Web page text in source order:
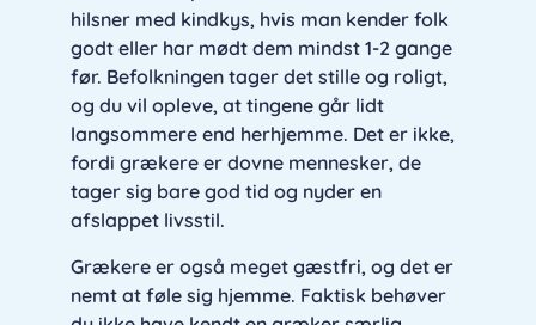
hilsner med kindkys, hvis man kender folk
godt eller har mødt dem mindst 1-2 gange
før. Befolkningen tager det stille og roligt,
og du vil opleve, at tingene går lidt
langsommere end herhjemme. Det er ikke,
fordi grækere er dovne mennesker, de
tager sig bare god tid og nyder en
afslappet livsstil.
Grækere er også meget gæstfri, og det er
nemt at føle sig hjemme. Faktisk behøver